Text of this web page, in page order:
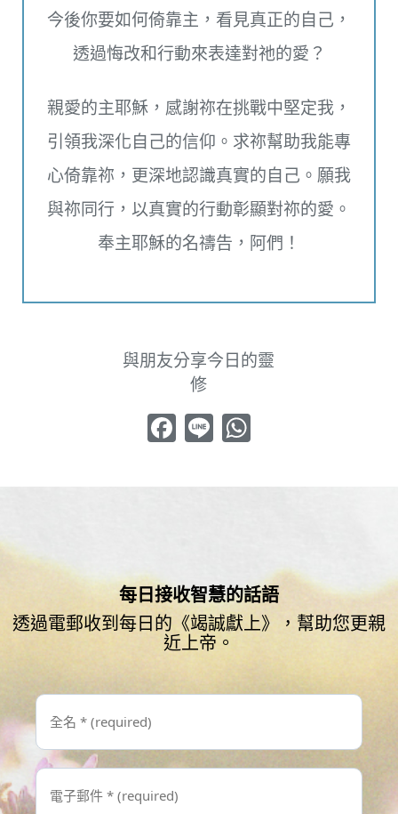
今後你要如何倚靠主，看見真正的自己，
透過悔改和行動來表達對祂的愛？
親愛的主耶穌，感謝祢在挑戰中堅定我，
引領我深化自己的信仰。求祢幫助我能專
心倚靠祢，更深地認識真實的自己。願我
與祢同行，以真實的行動彰顯對祢的愛。
奉主耶穌的名禱告，阿們！
與朋友分享今日的靈
修
Facebook
Line WhatsApp
每日接收智慧的話語
透過電郵收到每日的《竭誠獻上》，幫助您更親
近上帝。